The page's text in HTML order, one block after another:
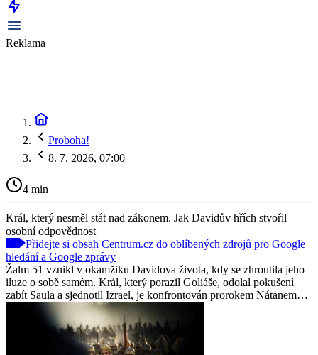
Reklama
Proboha!
8. 7. 2026, 07:00
4 min
Král, který nesměl stát nad zákonem. Jak Davidův hřích stvořil
osobní odpovědnost
Přidejte si obsah Centrum.cz do oblíbených zdrojů pro Google
hledání a Google zprávy
Žalm 51 vznikl v okamžiku Davidova života, kdy se zhroutila jeho
iluze o sobě samém. Král, který porazil Goliáše, odolal pokušení
zabít Saula a sjednotil Izrael, je konfrontován prorokem Nátanem…